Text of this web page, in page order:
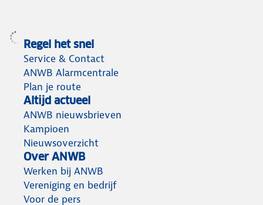
Regel het snel
Service & Contact
ANWB Alarmcentrale
Plan je route
Altijd actueel
ANWB nieuwsbrieven
Kampioen
Nieuwsoverzicht
Over ANWB
Werken bij ANWB
Vereniging en bedrijf
Voor de pers